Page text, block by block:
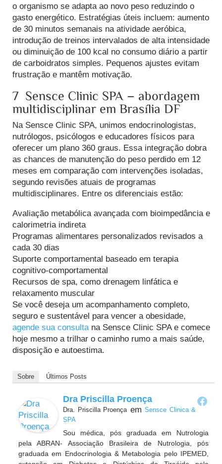
o organismo se adapta ao novo peso reduzindo o
gasto energético. Estratégias úteis incluem: aumento
de 30 minutos semanais na atividade aeróbica,
introdução de treinos intervalados de alta intensidade
ou diminuição de 100 kcal no consumo diário a partir
de carboidratos simples. Pequenos ajustes evitam
frustração e mantêm motivação.
7 Sensce Clinic SPA – abordagem
multidisciplinar em Brasília DF
Na Sensce Clinic SPA, unimos endocrinologistas,
nutrólogos, psicólogos e educadores físicos para
oferecer um plano 360 graus. Essa integração dobra
as chances de manutenção do peso perdido em 12
meses em comparação com intervenções isoladas,
segundo revisões atuais de programas
multidisciplinares. Entre os diferenciais estão:
Avaliação metabólica avançada com bioimpedância e
calorimetria indireta
Programas alimentares personalizados revisados a
cada 30 dias
Suporte comportamental baseado em terapia
cognitivo-comportamental
Recursos de spa, como drenagem linfática e
relaxamento muscular
Se você deseja um acompanhamento completo,
seguro e sustentável para vencer a obesidade,
agende sua consulta na Sensce Clinic SPA e comece
hoje mesmo a trilhar o caminho rumo a mais saúde,
disposição e autoestima.
Sobre Últimos Posts
Dra Priscilla Proença
Dra. Priscilla Proençaem Sensce Clinica &
SPA
Sou médica, pós graduada em Nutrologia
pela ABRAN- Associação Brasileira de Nutrologia, pós
graduada em Endocrinologia & Metabologia pelo IPEMED,